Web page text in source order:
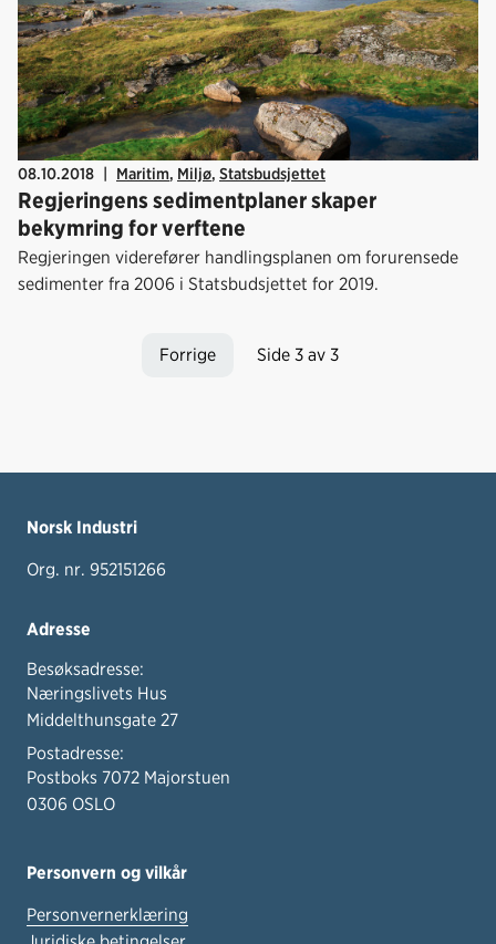
08.10.2018 | Maritim, Miljø, Statsbudsjettet
Regjeringens sedimentplaner skaper
bekymring for verftene
Regjeringen viderefører handlingsplanen om forurensede
sedimenter fra 2006 i Statsbudsjettet for 2019.
Forrige Side 3 av 3
Norsk Industri
Org. nr. 952151266
Adresse
Besøksadresse:
Næringslivets Hus
Middelthunsgate 27
Postadresse:
Postboks 7072 Majorstuen
0306 OSLO
Personvern og vilkår
Personvernerklæring